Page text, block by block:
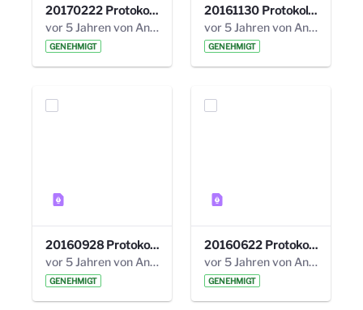
20170222 Protokoll 19. Steuerungskreis.pdf
vor 5 Jahren von Anni Schlumberger
GENEHMIGT
20161130 Protokoll 18. Steuerungskreis.pdf
vor 5 Jahren von Anni Schlumberger
GENEHMIGT
20160928 Protokoll 17. Steuerungskreis.pdf
vor 5 Jahren von Anni Schlumberger
GENEHMIGT
20160622 Protokoll 16. Steuerungskreis.pdf
vor 5 Jahren von Anni Schlumberger
GENEHMIGT